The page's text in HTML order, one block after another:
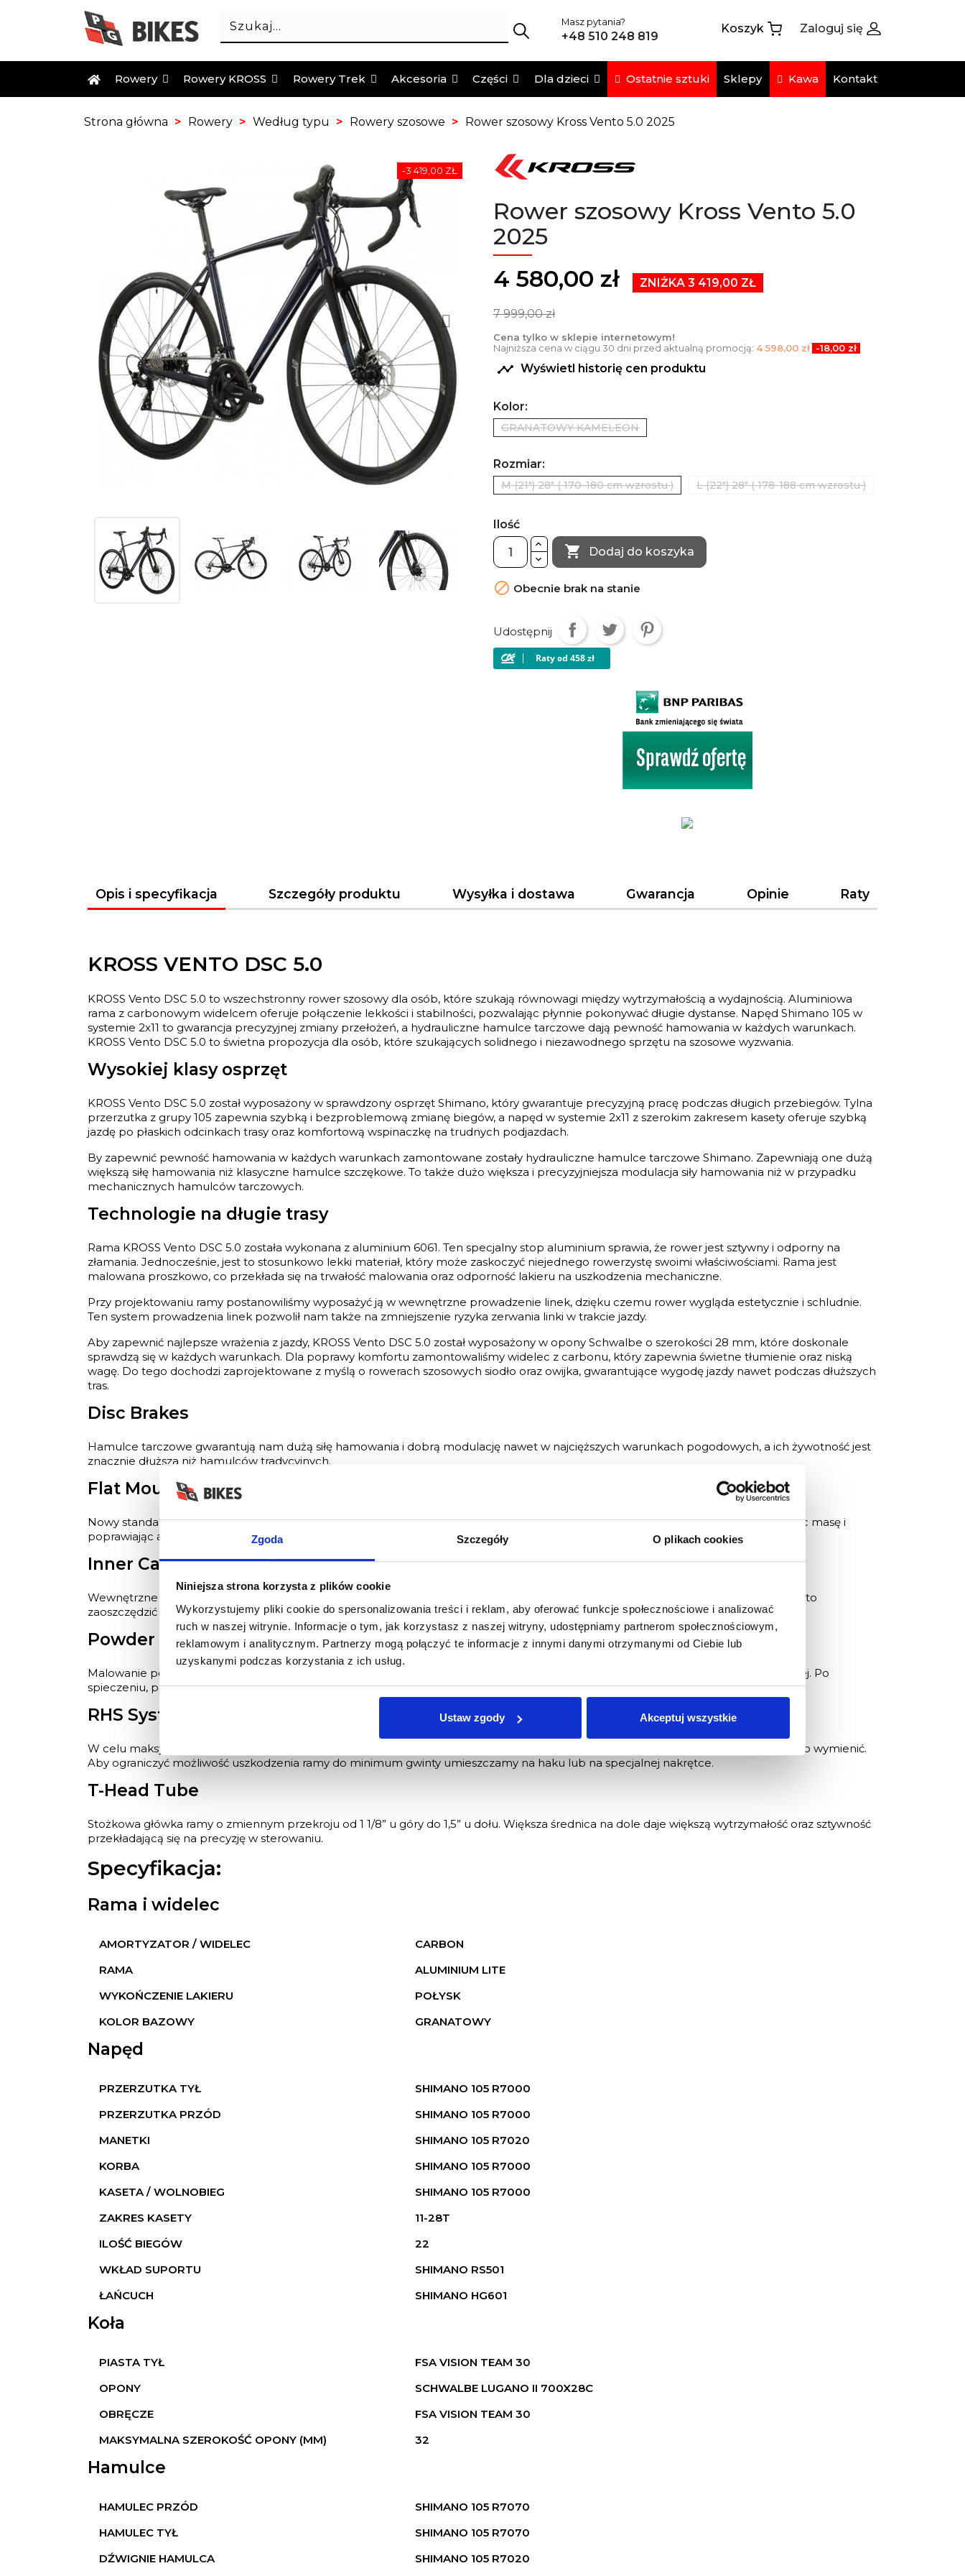
Zgoda Szczegóły O plikach cookies
Niniejsza strona korzysta z plików cookie
Wykorzystujemy pliki cookie do spersonalizowania treści i reklam, aby oferować funkcje społecznościowe i analizować
ruch w naszej witrynie. Informacje o tym, jak korzystasz z naszej witryny, udostępniamy partnerom społecznościowym,
reklamowym i analitycznym. Partnerzy mogą połączyć te informacje z innymi danymi otrzymanymi od Ciebie lub
uzyskanymi podczas korzystania z ich usług.
Ustaw zgody Akceptuj wszystkie
Masz pytania?
+48 510 248 819
Koszyk Zaloguj się
Rowery Rowery KROSS Rowery Trek Akcesoria Części Dla dzieci Ostatnie sztuki Sklepy Kawa Kontakt
Strona główna Rowery Według typu Rowery szosowe Rower szosowy Kross Vento 5.0 2025
-3 419,00 ZŁ
Rower szosowy Kross Vento 5.0
2025
4 580,00 zł
ZNIŻKA 3 419,00 ZŁ
7 999,00 zł
Cena tylko w sklepie internetowym!
Najniższa cena w ciągu 30 dni przed aktualną promocją: 4 598,00 zł -18,00 zł
 Wyświetl historię cen produktu
Kolor:
GRANATOWY KAMELEON
Rozmiar:
M (21") 28" ( 170-180 cm wzrostu ) L (22") 28" ( 178-188 cm wzrostu )
Ilość
 Dodaj do koszyka
 Obecnie brak na stanie
Udostępnij
Opis i specyfikacja Szczegóły produktu Wysyłka i dostawa Gwarancja Opinie Raty
KROSS VENTO DSC 5.0
KROSS Vento DSC 5.0 to wszechstronny rower szosowy dla osób, które szukają równowagi między wytrzymałością a wydajnością. Aluminiowa
rama z carbonowym widelcem oferuje połączenie lekkości i stabilności, pozwalając płynnie pokonywać długie dystanse. Napęd Shimano 105 w
systemie 2x11 to gwarancja precyzyjnej zmiany przełożeń, a hydrauliczne hamulce tarczowe dają pewność hamowania w każdych warunkach.
KROSS Vento DSC 5.0 to świetna propozycja dla osób, które szukających solidnego i niezawodnego sprzętu na szosowe wyzwania.
Wysokiej klasy osprzęt
KROSS Vento DSC 5.0 został wyposażony w sprawdzony osprzęt Shimano, który gwarantuje precyzyjną pracę podczas długich przebiegów. Tylna
przerzutka z grupy 105 zapewnia szybką i bezproblemową zmianę biegów, a napęd w systemie 2x11 z szerokim zakresem kasety oferuje szybką
jazdę po płaskich odcinkach trasy oraz komfortową wspinaczkę na trudnych podjazdach.
By zapewnić pewność hamowania w każdych warunkach zamontowane zostały hydrauliczne hamulce tarczowe Shimano. Zapewniają one dużą
większą siłę hamowania niż klasyczne hamulce szczękowe. To także dużo większa i precyzyjniejsza modulacja siły hamowania niż w przypadku
mechanicznych hamulców tarczowych.
Technologie na długie trasy
Rama KROSS Vento DSC 5.0 została wykonana z aluminium 6061. Ten specjalny stop aluminium sprawia, że rower jest sztywny i odporny na
złamania. Jednocześnie, jest to stosunkowo lekki materiał, który może zaskoczyć niejednego rowerzystę swoimi właściwościami. Rama jest
malowana proszkowo, co przekłada się na trwałość malowania oraz odporność lakieru na uszkodzenia mechaniczne.
Przy projektowaniu ramy postanowiliśmy wyposażyć ją w wewnętrzne prowadzenie linek, dzięku czemu rower wygląda estetycznie i schludnie.
Ten system prowadzenia linek pozwolił nam także na zmniejszenie ryzyka zerwania linki w trakcie jazdy.
Aby zapewnić najlepsze wrażenia z jazdy, KROSS Vento DSC 5.0 został wyposażony w opony Schwalbe o szerokości 28 mm, które doskonale
sprawdzą się w każdych warunkach. Dla poprawy komfortu zamontowaliśmy widelec z carbonu, który zapewnia świetne tłumienie oraz niską
wagę. Do tego dochodzi zaprojektowane z myślą o rowerach szosowych siodło oraz owijka, gwarantujące wygodę jazdy nawet podczas dłuższych
tras.
Disc Brakes
Hamulce tarczowe gwarantują nam dużą siłę hamowania i dobrą modulację nawet w najcięższych warunkach pogodowych, a ich żywotność jest
znacznie dłuższa niż hamulców tradycyjnych.
Flat Mount
Nowy standard mocowania hamulców, który pozwala na większą integrację zacisku hamulca z ramą zwiększając sztywność, obniżając masę i
poprawiając aerodynamikę, co w połączeniu z mniejszą masą pozytywnie wpływa na dynamikę jazdy.
Inner Cable Routing
Wewnętrzne prowadzenie linek wydłuża ich żywotność chroniąc je wraz z pancerzami przed błotem, piachem i deszczem. Pozwala to
zaoszczędzić cenne gramy oraz uzyskać niezakłócony niczym, sportowo-wyczynowy charakter roweru.
Powder Coated
Malowanie polegające na nakładaniu naelektryzowanych cząstek farby proszkowej na aluminium, które wymaga obróbki termicznej. Po
spieczeniu, powierzchnia lakieru tworzy idealnie gładką powłokę wyjątkowo odporną na uszkodzenia mechaniczne.
RHS System
W celu maksymalnej ochrony naszych ram stworzyliśmy system wymiennych haków, które w razie uszkodzenia można łatwo i szybko wymienić.
Aby ograniczyć możliwość uszkodzenia ramy do minimum gwinty umieszczamy na haku lub na specjalnej nakrętce.
T-Head Tube
Stożkowa główka ramy o zmiennym przekroju od 1 1/8” u góry do 1,5” u dołu. Większa średnica na dole daje większą wytrzymałość oraz sztywność
przekładającą się na precyzję w sterowaniu.
Specyfikacja:
Rama i widelec
AMORTYZATOR / WIDELEC
CARBON
RAMA
ALUMINIUM LITE
WYKOŃCZENIE LAKIERU
POŁYSK
KOLOR BAZOWY
GRANATOWY
Napęd
PRZERZUTKA TYŁ
SHIMANO 105 R7000
PRZERZUTKA PRZÓD
SHIMANO 105 R7000
MANETKI
SHIMANO 105 R7020
KORBA
SHIMANO 105 R7000
KASETA / WOLNOBIEG
SHIMANO 105 R7000
ZAKRES KASETY
11-28T
ILOŚĆ BIEGÓW
22
WKŁAD SUPORTU
SHIMANO RS501
ŁAŃCUCH
SHIMANO HG601
Koła
PIASTA TYŁ
FSA VISION TEAM 30
OPONY
SCHWALBE LUGANO II 700X28C
OBRĘCZE
FSA VISION TEAM 30
MAKSYMALNA SZEROKOŚĆ OPONY (MM)
32
Hamulce
HAMULEC PRZÓD
SHIMANO 105 R7070
HAMULEC TYŁ
SHIMANO 105 R7070
DŹWIGNIE HAMULCA
SHIMANO 105 R7020